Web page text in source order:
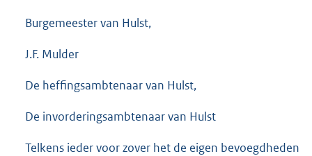
Burgemeester van Hulst,
J.F. Mulder
De heffingsambtenaar van Hulst,
De invorderingsambtenaar van Hulst
Telkens ieder voor zover het de eigen bevoegdheden